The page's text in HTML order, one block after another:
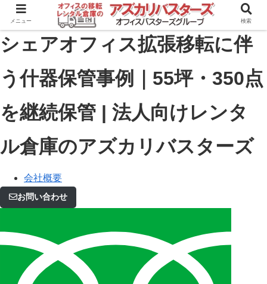
シェアオフィス拡張移転に伴
う什器保管事例｜55坪・350点
を継続保管 | 法人向けレンタ
ル倉庫のアズカリバスターズ
会社概要
お問い合わせ
メニュー 検索